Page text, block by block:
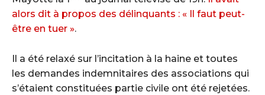
alors dit à propos des délinquants : « Il faut peut-
être en tuer ».
Il a été relaxé sur l’incitation à la haine et toutes
les demandes indemnitaires des associations qui
s’étaient constituées partie civile ont été rejetées.